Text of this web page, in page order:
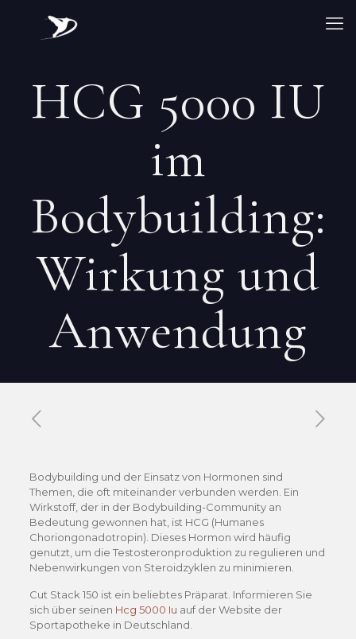
HCG 5000 IU
im
Bodybuilding:
Wirkung und
Anwendung
Bodybuilding und der Einsatz von Hormonen sind
Themen, die oft miteinander verbunden werden. Ein
Wirkstoff, der in der Bodybuilding-Community an
Bedeutung gewonnen hat, ist HCG (Humanes
Choriongonadotropin). Dieses Hormon wird häufig
genutzt, um die Testosteronproduktion zu regulieren und
Nebenwirkungen von Steroidzyklen zu minimieren.
Cut Stack 150 ist ein beliebtes Präparat. Informieren Sie
sich über seinen Hcg 5000 Iu auf der Website der
Sportapotheke in Deutschland.